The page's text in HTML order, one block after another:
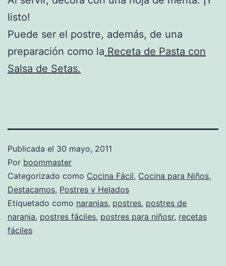
listo!
Puede ser el postre, además, de una
preparación como la Receta de Pasta con
Salsa de Setas.
Publicada el 30 mayo, 2011
Por boommaster
Categorizado como Cocina Fácil, Cocina para Niños,
Destacamos, Postres y Helados
Etiquetado como naranjas, postres, postres de
naranja, postres fáciles, postres para niñosr, recetas
fáciles